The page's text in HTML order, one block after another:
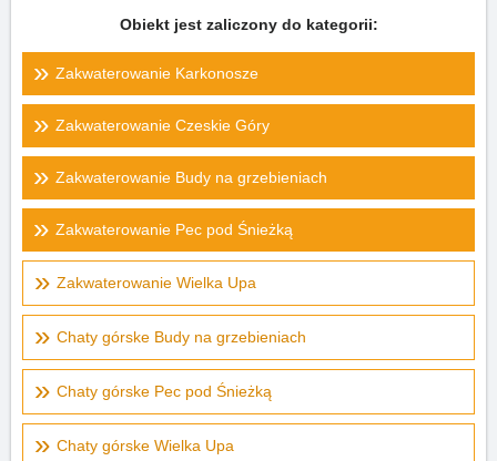
Obiekt jest zaliczony do kategorii:
Zakwaterowanie Karkonosze
Zakwaterowanie Czeskie Góry
Zakwaterowanie Budy na grzebieniach
Zakwaterowanie Pec pod Śnieżką
Zakwaterowanie Wielka Upa
Chaty górske Budy na grzebieniach
Chaty górske Pec pod Śnieżką
Chaty górske Wielka Upa